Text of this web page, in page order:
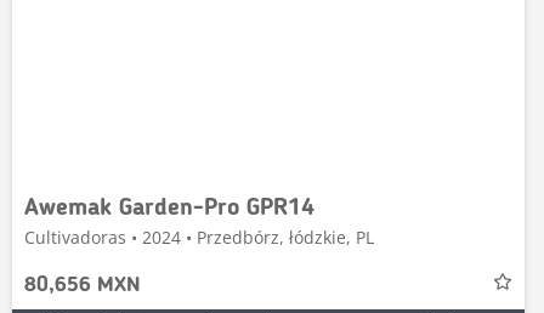
Awemak Garden-Pro GPR14
Cultivadoras • 2024 • Przedbórz, łódzkie, PL
80,656 MXN